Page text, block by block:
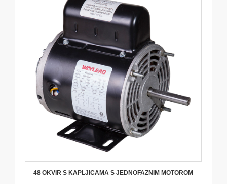
48 OKVIR S KAPLJICAMA S JEDNOFAZNIM MOTOROM